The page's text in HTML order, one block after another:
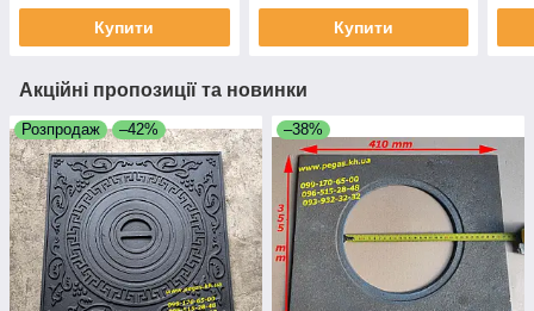
Купити Купити
Акційні пропозиції та новинки
Розпродаж –42% –38%